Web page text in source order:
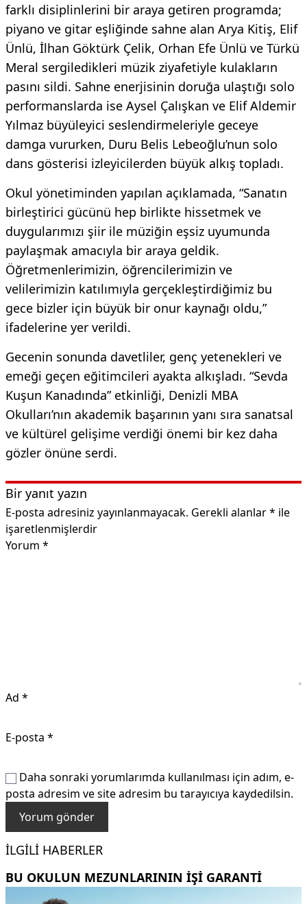
farklı disiplinlerini bir araya getiren programda;
piyano ve gitar eşliğinde sahne alan Arya Kitiş, Elif
Ünlü, İlhan Göktürk Çelik, Orhan Efe Ünlü ve Türkü
Meral sergiledikleri müzik ziyafetiyle kulakların
pasını sildi. Sahne enerjisinin doruğa ulaştığı solo
performanslarda ise Aysel Çalışkan ve Elif Aldemir
Yılmaz büyüleyici seslendirmeleriyle geceye
damga vururken, Duru Belis Lebeoğlu’nun solo
dans gösterisi izleyicilerden büyük alkış topladı.
​Okul yönetiminden yapılan açıklamada, “Sanatın
birleştirici gücünü hep birlikte hissetmek ve
duygularımızı şiir ile müziğin eşsiz uyumunda
paylaşmak amacıyla bir araya geldik.
Öğretmenlerimizin, öğrencilerimizin ve
velilerimizin katılımıyla gerçekleştirdiğimiz bu
gece bizler için büyük bir onur kaynağı oldu,”
ifadelerine yer verildi.
​Gecenin sonunda davetliler, genç yetenekleri ve
emeği geçen eğitimcileri ayakta alkışladı. “Sevda
Kuşun Kanadında” etkinliği, Denizli MBA
Okulları’nın akademik başarının yanı sıra sanatsal
ve kültürel gelişime verdiği önemi bir kez daha
gözler önüne serdi.
Bir yanıt yazın
E-posta adresiniz yayınlanmayacak. Gerekli alanlar* ile
işaretlenmişlerdir
Yorum *
Ad *
E-posta *
Daha sonraki yorumlarımda kullanılması için adım, e-
posta adresim ve site adresim bu tarayıcıya kaydedilsin.
İLGILI HABERLER
BU OKULUN MEZUNLARININ IŞI GARANTI